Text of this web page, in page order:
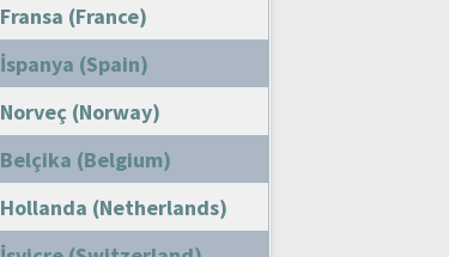
Fransa (France)
İspanya (Spain)
Norveç (Norway)
Belçika (Belgium)
Hollanda (Netherlands)